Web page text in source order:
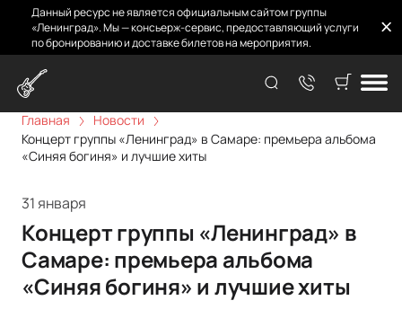
Данный ресурс не является официальным сайтом группы
«Ленинград». Мы — консьерж-сервис, предоставляющий услуги
по бронированию и доставке билетов на мероприятия.
Главная
Новости
Концерт группы «Ленинград» в Самаре: премьера альбома
«Синяя богиня» и лучшие хиты
31 января
Концерт группы «Ленинград» в
Самаре: премьера альбома
«Синяя богиня» и лучшие хиты